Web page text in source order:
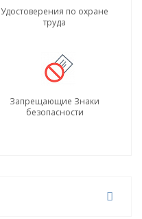
Удостоверения по охране
труда
Запрещающие Знаки
безопасности